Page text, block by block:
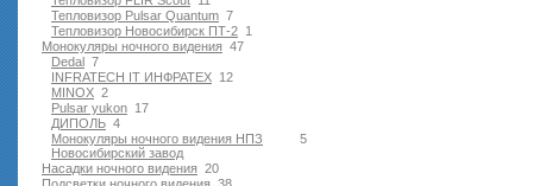
7
Тепловизор Pulsar Quantum
1
Тепловизор Новосибирск ПТ-2
47
Монокуляры ночного видения
7
Dedal
12
INFRATECH IT ИНФРАТЕХ
2
MINOX
17
Pulsar yukon
4
ДИПОЛЬ
5
Монокуляры ночного видения НПЗ
Новосибирский завод
20
Насадки ночного видения